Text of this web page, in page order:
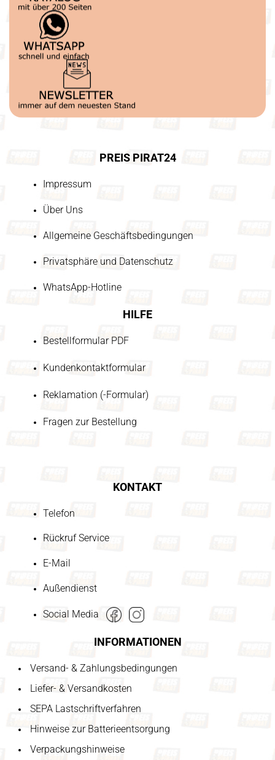
PREIS PIRAT24
Impressum
Über Uns
Allgemeine Geschäftsbedingungen
Privatsphäre und Datenschutz
WhatsApp-Hotline
HILFE
Bestellformular PDF
Kundenkontaktformular
Reklamation (-Formular)
Fragen zur Bestellung
KONTAKT
Telefon
Rückruf Service
E-Mail
Außendienst
Social Media
INFORMATIONEN
Versand- & Zahlungsbedingungen
Liefer- & Versandkosten
SEPA Lastschriftverfahren
Hinweise zur Batterieentsorgung
Verpackungshinweise